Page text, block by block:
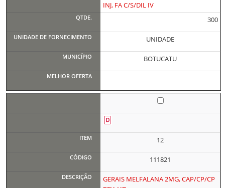
INJ, FA C/S/DIL IV
300
UNIDADE
BOTUCATU
12
111821
GERAIS MELFALANA 2MG, CAP/CP/CP